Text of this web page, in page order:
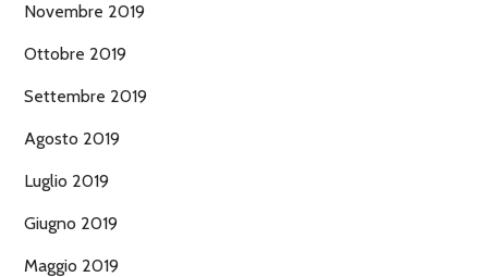
Novembre 2019
Ottobre 2019
Settembre 2019
Agosto 2019
Luglio 2019
Giugno 2019
Maggio 2019